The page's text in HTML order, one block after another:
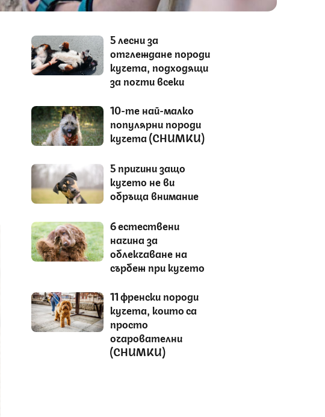
5 лесни за
отглеждане породи
кучета, подходящи
за почти всеки
10-те най-малко
популярни породи
кучета (СНИМКИ)
5 причини защо
кучето не ви
обръща внимание
6 естествени
начина за
облекчаване на
сърбеж при кучето
11 френски породи
кучета, които са
просто
очарователни
(СНИМКИ)